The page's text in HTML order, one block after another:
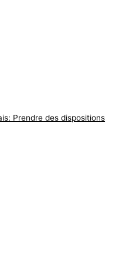
Prendre des dispositions